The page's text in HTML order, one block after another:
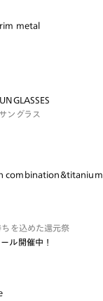
rim metal
ングラス
combination&titanium
を込めた還元祭
ル開催中！